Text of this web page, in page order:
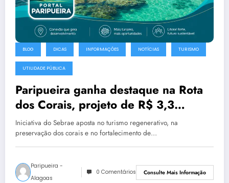
BLOG DICAS INFORMAÇÕES NOTÍCIAS TURISMO
UTILIDADE PÚBLICA
Paripueira ganha destaque na Rota
dos Corais, projeto de R$ 3,3
milhões que integra destinos de
Alagoas e Pernambuco
Iniciativa do Sebrae aposta no turismo regenerativo, na
preservação dos corais e no fortalecimento de…
Paripueira -
Alagoas
0 Comentários Consulte Mais Informação